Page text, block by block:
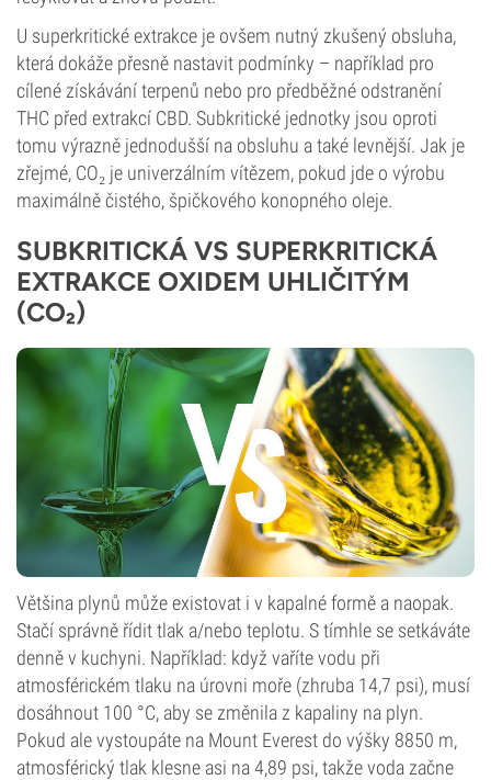
U superkritické extrakce je ovšem nutný zkušený obsluha,
která dokáže přesně nastavit podmínky – například pro
cílené získávání terpenů nebo pro předběžné odstranění
THC před extrakcí CBD. Subkritické jednotky jsou oproti
tomu výrazně jednodušší na obsluhu a také levnější. Jak je
zřejmé, CO₂ je univerzálním vítězem, pokud jde o výrobu
maximálně čistého, špičkového konopného oleje.
SUBKRITICKÁ VS SUPERKRITICKÁ
EXTRAKCE OXIDEM UHLIČITÝM
(CO₂)
Většina plynů může existovat i v kapalné formě a naopak.
Stačí správně řídit tlak a/nebo teplotu. S tímhle se setkáváte
denně v kuchyni. Například: když vaříte vodu při
atmosférickém tlaku na úrovni moře (zhruba 14,7 psi), musí
dosáhnout 100 °C, aby se změnila z kapaliny na plyn.
Pokud ale vystoupáte na Mount Everest do výšky 8850 m,
atmosférický tlak klesne asi na 4,89 psi, takže voda začne